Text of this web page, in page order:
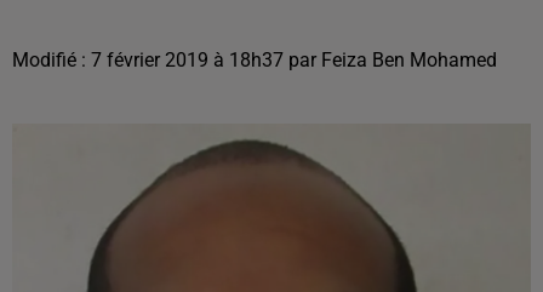
Modifié : 7 février 2019 à 18h37 par Feiza Ben Mohamed